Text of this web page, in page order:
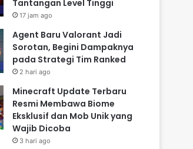
Tantangan Level Tinggi
17 jam ago
Agent Baru Valorant Jadi
Sorotan, Begini Dampaknya
pada Strategi Tim Ranked
2 hari ago
Minecraft Update Terbaru
Resmi Membawa Biome
Eksklusif dan Mob Unik yang
Wajib Dicoba
3 hari ago